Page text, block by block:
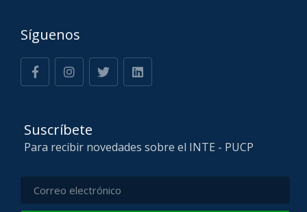
Síguenos
Suscríbete
Para recibir novedades sobre el INTE - PUCP